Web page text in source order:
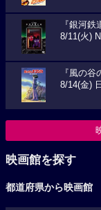
『銀河鉄
8/11(火)
『風の谷
8/14(金)
映画館を探す
都道府県から映画館